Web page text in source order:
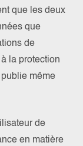
que les deux
que
de
la protection
même
de
en matière